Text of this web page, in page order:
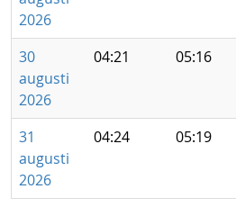
2026
30
augusti
2026
04:21 05:16
31
augusti
2026
04:24 05:19